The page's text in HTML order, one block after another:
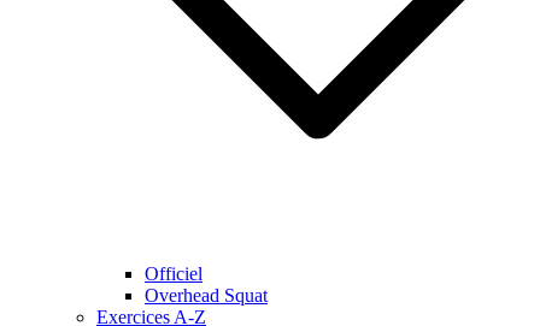
Officiel
Overhead Squat
Exercices A-Z